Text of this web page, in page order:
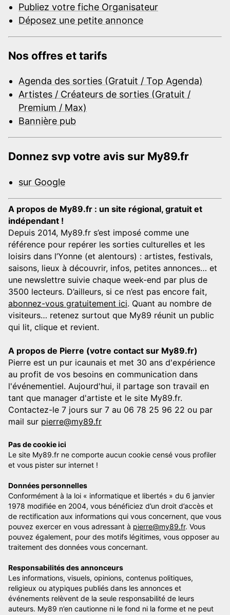
Publiez votre fiche Organisateur
Déposez une petite annonce
Nos offres et tarifs
Agenda des sorties (Gratuit / Top Agenda)
Artistes / Créateurs de sorties (Gratuit /
Premium / Max)
Bannière pub
Donnez svp votre avis sur My89.fr
sur Google
A propos de My89.fr : un site régional, gratuit et
indépendant !
Depuis 2014, My89.fr s’est imposé comme une
référence pour repérer les sorties culturelles et les
loisirs dans l’Yonne (et alentours) : artistes, festivals,
saisons, lieux à découvrir, infos, petites annonces… et
une newslettre suivie chaque week-end par plus de
3500 lecteurs. D’ailleurs, si ce n’est pas encore fait,
abonnez-vous gratuitement ici. Quant au nombre de
visiteurs… retenez surtout que My89 réunit un public
qui lit, clique et revient.
A propos de Pierre (votre contact sur My89.fr)
Pierre est un pur icaunais et met 30 ans d'expérience
au profit de vos besoins en communication dans
l'événementiel. Aujourd'hui, il partage son travail en
tant que manager d'artiste et le site My89.fr.
Contactez-le 7 jours sur 7 au 06 78 25 96 22 ou par
mail sur pierre@my89.fr
Pas de cookie ici
Le site My89.fr ne comporte aucun cookie censé vous profiler
et vous pister sur internet !
Données personnelles
Conformément à la loi « informatique et libertés » du 6 janvier
1978 modifiée en 2004, vous bénéficiez d’un droit d’accès et
de rectification aux informations qui vous concernent, que vous
pouvez exercer en vous adressant à pierre@my89.fr. Vous
pouvez également, pour des motifs légitimes, vous opposer au
traitement des données vous concernant.
Responsabilités des annonceurs
Les informations, visuels, opinions, contenus politiques,
religieux ou atypiques publiés dans les annonces et
événements relèvent de la seule responsabilité de leurs
auteurs. My89 n’en cautionne ni le fond ni la forme et ne peut